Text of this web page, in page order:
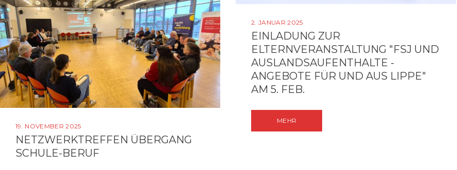
19. NOVEMBER 2025
NETZWERKTREFFEN ÜBERGANG
SCHULE-BERUF
2. JANUAR 2025
EINLADUNG ZUR
ELTERNVERANSTALTUNG "FSJ UND
AUSLANDSAUFENTHALTE -
ANGEBOTE FÜR UND AUS LIPPE"
AM 5. FEB.
MEHR